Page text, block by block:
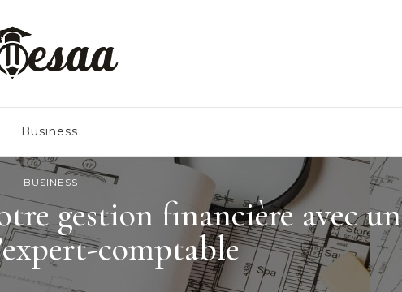
Business
BUSINESS
gestion financière avec un
comptable